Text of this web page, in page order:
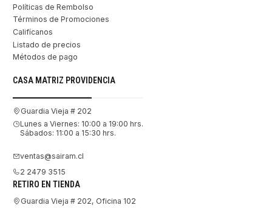
Políticas de Rembolso
Términos de Promociones
Califícanos
Listado de precios
Métodos de pago
CASA MATRIZ PROVIDENCIA
Guardia Vieja # 202
Lunes a Viernes: 10:00 a 19:00 hrs.
Sábados: 11:00 a 15:30 hrs.
ventas@sairam.cl
2 2479 3515
RETIRO EN TIENDA
Guardia Vieja # 202, Oficina 102